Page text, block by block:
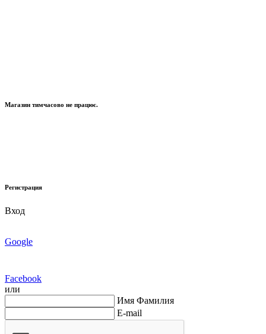
Магазин тимчасово не працює.
Регистрация
Вход
Google
Facebook
или
Имя Фамилия
E-mail